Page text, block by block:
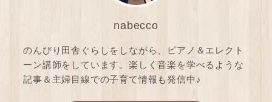
nabecco
のんびり田舎ぐらしをしながら、ピアノ＆エレクト
ーン講師をしています。楽しく音楽を学べるような
記事＆主婦目線での子育て情報も発信中♪